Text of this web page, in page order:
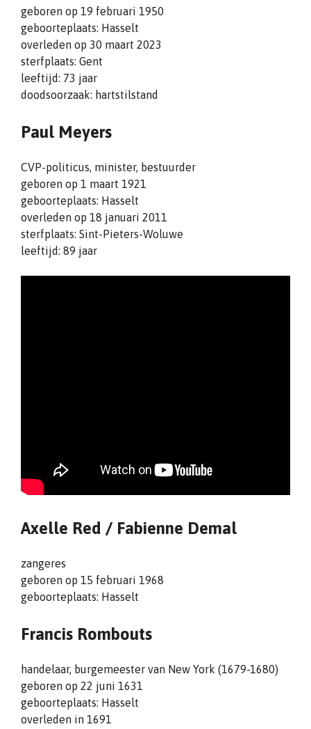
geboren op 19 februari 1950
geboorteplaats: Hasselt
overleden op 30 maart 2023
sterfplaats: Gent
leeftijd: 73 jaar
doodsoorzaak: hartstilstand
Paul Meyers
CVP-politicus, minister, bestuurder
geboren op 1 maart 1921
geboorteplaats: Hasselt
overleden op 18 januari 2011
sterfplaats: Sint-Pieters-Woluwe
leeftijd: 89 jaar
Axelle Red / Fabienne Demal
zangeres
geboren op 15 februari 1968
geboorteplaats: Hasselt
Francis Rombouts
handelaar, burgemeester van New York (1679-1680)
geboren op 22 juni 1631
geboorteplaats: Hasselt
overleden in 1691